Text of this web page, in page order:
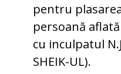
pentru
persoană
cu inculpatul
SHEIK-UL).